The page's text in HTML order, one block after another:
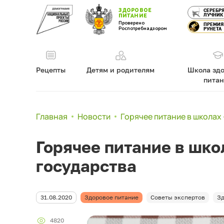
ЗДОРОВОЕ
ПИТАНИЕ
Проверено
Роспотребнадзором
ЛУЧНИК
ПРЕМИЯ
РУНЕТА
Рецепты Детям и родителям
Школа
Главная Новости Горячее питание в
Горячее питание в
государства
31.08.2020 Здоровое питание Советы экспертов
4820